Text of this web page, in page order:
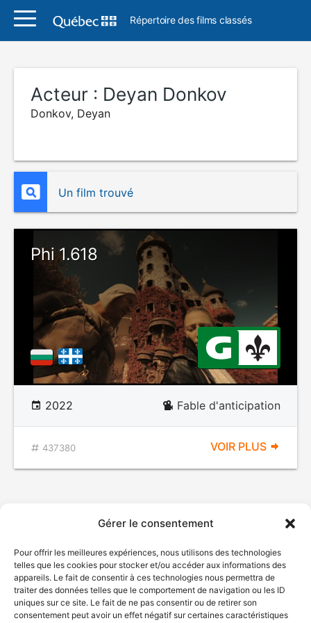
Gérer le consentement
Pour offrir les meilleures expériences, nous utilisons des technologies
telles que les cookies pour stocker et/ou accéder aux informations des
appareils. Le fait de consentir à ces technologies nous permettra de
traiter des données telles que le comportement de navigation ou les ID
uniques sur ce site. Le fait de ne pas consentir ou de retirer son
consentement peut avoir un effet négatif sur certaines caractéristiques
Répertoire des films classés
Acteur : Deyan Donkov
Donkov, Deyan
Un film trouvé
Phi 1.618
2022 Fable d'anticipation
437380 VOIR PLUS